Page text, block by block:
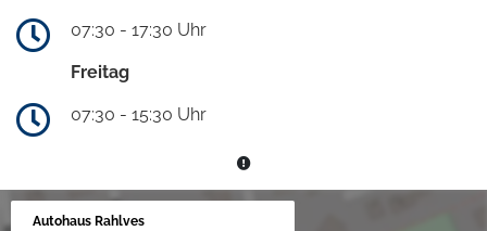
07:30 - 17:30 Uhr
Freitag
07:30 - 15:30 Uhr
Autohaus Rahlves